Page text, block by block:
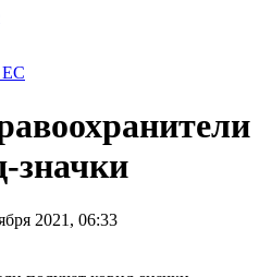
ЕС
значки
2021, 06:33